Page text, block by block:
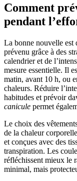
Comment
pendant
La bonne nouvelle est
prévenu grâce à des
calendrier et de
mesure essentielle. Il
matin, avant 10 h, ou
chaleurs. Réduire
habitudes et prévoir
canicule permet
Le choix des
de la chaleur
et conçues avec des
transpiration. Les
réfléchissent mieux le
minimal, mais